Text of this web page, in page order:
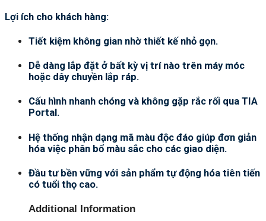
Lợi ích cho khách hàng:
Tiết kiệm không gian nhờ thiết kế nhỏ gọn.
Dễ dàng lắp đặt ở bất kỳ vị trí nào trên máy móc
hoặc dây chuyền lắp ráp.
Cấu hình nhanh chóng và không gặp rắc rối qua TIA
Portal.
Hệ thống nhận dạng mã màu độc đáo giúp đơn giản
hóa việc phân bổ màu sắc cho các giao diện.
Đầu tư bền vững với sản phẩm tự động hóa tiên tiến
có tuổi thọ cao.
Additional Information